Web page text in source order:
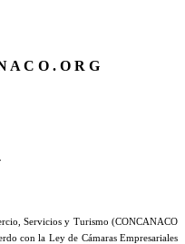
A C O . O R G
Servicios y Turismo (CONCANACO
con la Ley de Cámaras Empresariales